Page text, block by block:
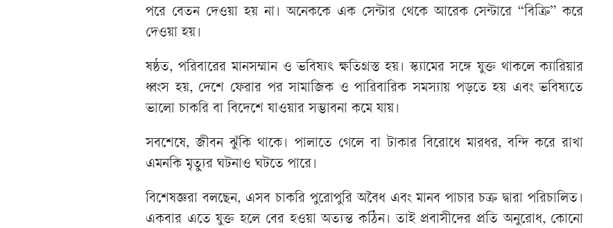
পরে বেতন দেওয়া হয় না। অনেককে এক সেন্টার থেকে আরেক সেন্টারে “বিক্রি” করে
দেওয়া হয়।
ষষ্ঠত, পরিবারের মানসম্মান ও ভবিষ্যৎ ক্ষতিগ্রস্ত হয়। স্ক্যামের সঙ্গে যুক্ত থাকলে ক্যারিয়ার
ধ্বংস হয়, দেশে ফেরার পর সামাজিক ও পারিবারিক সমস্যায় পড়তে হয় এবং ভবিষ্যতে
ভালো চাকরি বা বিদেশে যাওয়ার সম্ভাবনা কমে যায়।
সবশেষে, জীবন ঝুঁকি থাকে। পালাতে গেলে বা টাকার বিরোধে মারধর, বন্দি করে রাখা
এমনকি মৃত্যুর ঘটনাও ঘটতে পারে।
বিশেষজ্ঞরা বলছেন, এসব চাকরি পুরোপুরি অবৈধ এবং মানব পাচার চক্র দ্বারা পরিচালিত।
একবার এতে যুক্ত হলে বের হওয়া অত্যন্ত কঠিন। তাই প্রবাসীদের প্রতি অনুরোধ, কোনো